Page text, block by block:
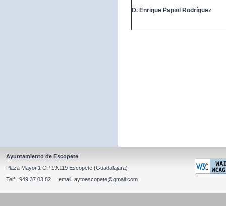
D. Enrique Papiol Rodríguez
Ayuntamiento de Escopete
Plaza Mayor,1 CP 19.119 Escopete (Guadalajara)
Telf : 949.37.03.82 email: aytoescopete@gmail.com